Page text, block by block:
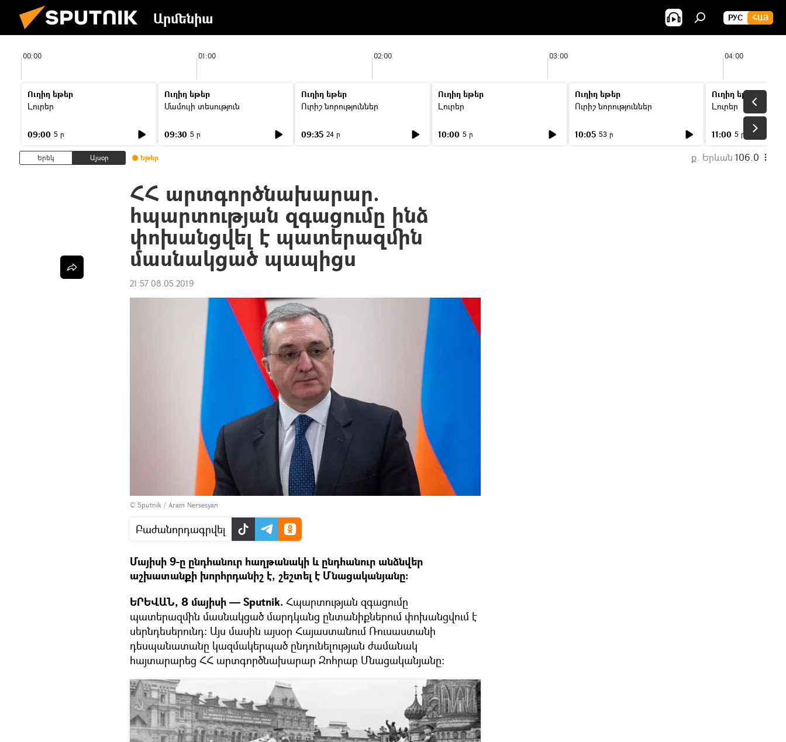
Արմենիա РУС ՀԱՅ
00:00 01:00 02:00 03:00 04:00
Ուղիղ եթեր
Լուրեր
09:00 5 ր
Ուղիղ եթեր
Մամուլի տեսություն
09:30 5 ր
Ուղիղ եթեր
Ուրիշ նորություններ
09:35 24 ր
Ուղիղ եթեր
Լուրեր
10:00 5 ր
Ուղիղ եթեր
Ուրիշ նորություններ
10:05 53 ր
Ուղիղ եթեր
Լուրեր
11:00 5 ր
Երեկ Այսօր Եթեր ք. Երևան 106.0
ՀՀ արտգործնախարար.
հպարտության զգացումը ինձ
փոխանցվել է պատերազմին
մասնակցած պապիցս
21:57 08.05.2019
© Sputnik / Aram Nersesyan
Բաժանորդագրվել
Մայիսի 9-ը ընդհանուր հաղթանակի և ընդհանուր անձնվեր
աշխատանքի խորհրդանիշ է, շեշտել է Մնացականյանը։
ԵՐԵՎԱՆ, 8 մայիսի — Sputnik. Հպարտության զգացումը
պատերազմին մասնակցած մարդկանց ընտանիքներում փոխանցվում է
սերնդեսերունդ։ Այս մասին այսօր Հայաստանում Ռուսաստանի
դեսպանատանը կազմակերպած ընդունելության ժամանակ
հայտարարեց ՀՀ արտգործնախարար Զոհրաբ Մնացականյանը։